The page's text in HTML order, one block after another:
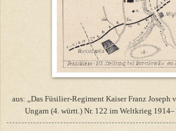
aus: „Das Füsilier-Regiment Kaiser Franz
Ungarn (4. württ.) Nr. 122 im Weltkrieg